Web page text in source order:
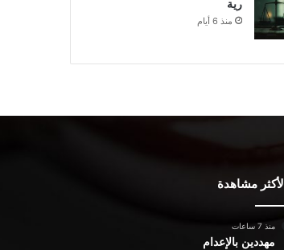
رية
منذ 6 أيام
الأكثر مشاهدة
منذ 7 ساعات
مهددين بالإعدام